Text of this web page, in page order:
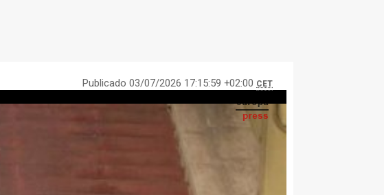
Publicado 03/07/2026 17:15:59 +02:00 CET